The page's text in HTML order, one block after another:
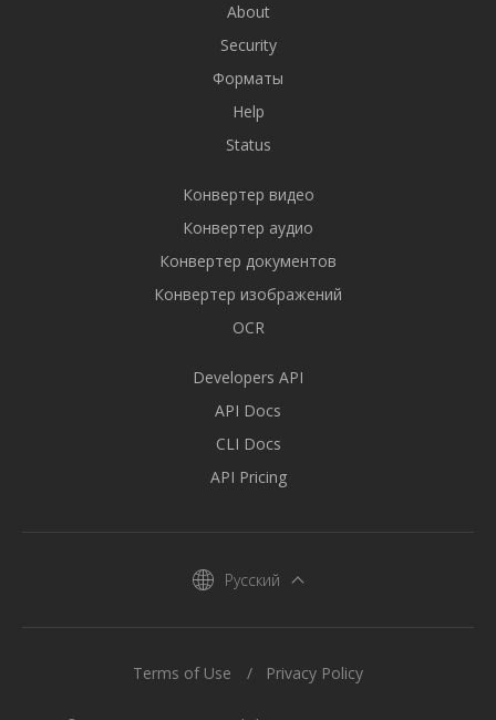
About
Security
Форматы
Help
Status
Конвертер видео
Конвертер аудио
Конвертер документов
Конвертер изображений
OCR
Developers API
API Docs
CLI Docs
API Pricing
Русский
Terms of Use Privacy Policy